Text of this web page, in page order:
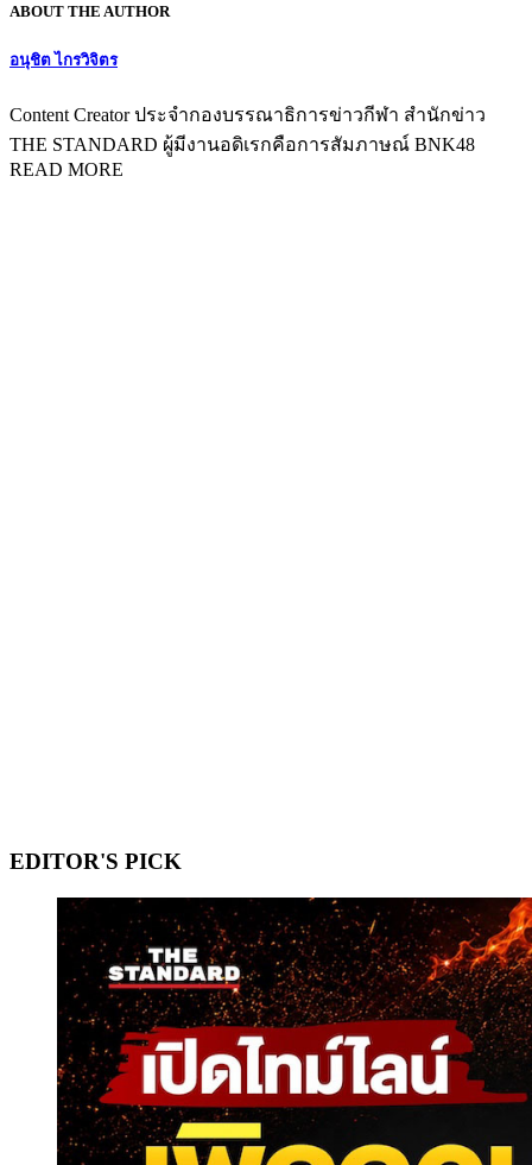
ABOUT THE AUTHOR
อนุชิต ไกรวิจิตร
Content Creator ประจำกองบรรณาธิการข่าวกีฬา สำนักข่าว
THE STANDARD ผู้มีงานอดิเรกคือการสัมภาษณ์ BNK48
READ MORE
EDITOR'S PICK